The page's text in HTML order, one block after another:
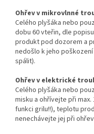
Ohřev v mikrovlnné
Celého plyšáka nebo
dobu 60 vteřin, dle
produkt pod dozorem a
nedošlo k jeho
spálit).
Ohřev v elektrické
Celého plyšáka nebo
misku a ohřívejte při
funkci grilu!!), teplotu
nenechávejte jej při